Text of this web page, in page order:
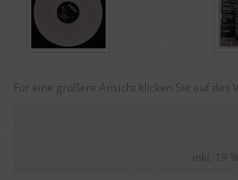
Für eine größere Ansicht klicken Sie auf das
inkl. 19